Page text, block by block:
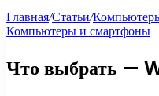
Главная/Статьи/
Компьютеры и смартфоны
Что выбрать —